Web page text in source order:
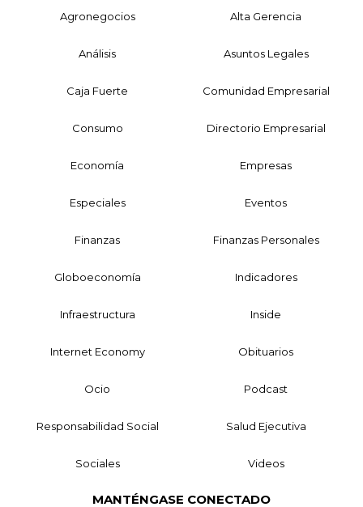
Agronegocios Alta Gerencia
Análisis Asuntos Legales
Caja Fuerte Comunidad Empresarial
Consumo Directorio Empresarial
Economía Empresas
Especiales Eventos
Finanzas Finanzas Personales
Globoeconomía Indicadores
Infraestructura Inside
Internet Economy Obituarios
Ocio Podcast
Responsabilidad Social Salud Ejecutiva
Sociales Videos
MANTÉNGASE CONECTADO